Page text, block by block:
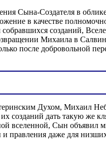
Сына-Создателя в
в качестве
созданий,
Михаила в
после добровольной
Духом, Михаил
созданий дать такую же
вселенной, Сын
и правления даже для